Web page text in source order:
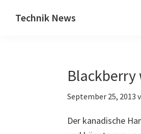
Inhalt
Seitenspalte
Technik News
September 25, 2013
Der kanadische